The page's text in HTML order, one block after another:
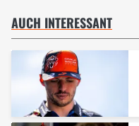
AUCH INTERESSANT